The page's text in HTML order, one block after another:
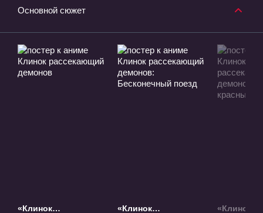
Основной сюжет
«Клинок
«Клинок
«Клинок,